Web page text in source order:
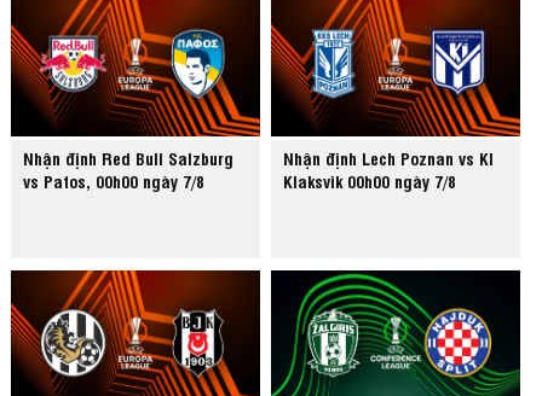
Nhận định Red Bull Salzburg
vs Pafos, 00h00 ngày 7/8
Nhận định Lech Poznan vs KI
Klaksvik 00h00 ngày 7/8